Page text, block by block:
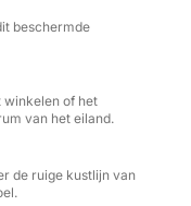
waar u
van Cala
een wandeling
een laatste
water.
beschermde
winkelen of het
van het eiland.
de ruige kustlijn van